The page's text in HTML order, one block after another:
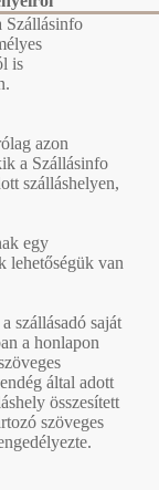
Szállásinfo
is
azon
a Szállásinfo
szálláshelyen,
egy
lehetőségük van
szállásadó saját
a honlapon
által adott
összesített
szöveges